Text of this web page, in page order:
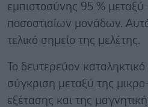
εμπιστοσύνης 95 % μεταξύ
ποσοστιαίων μονάδων.
τελικό σημείο της μελέτης.
Το δευτερεύον
σύγκριση μεταξύ της
εξέτασης και της